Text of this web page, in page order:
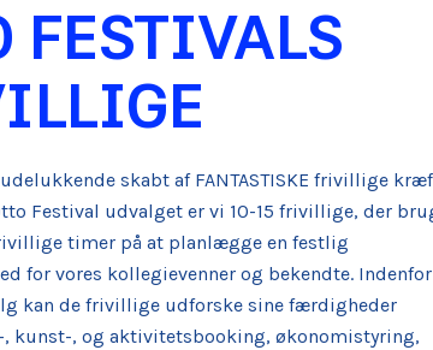
FESTIVALS
skabt af FANTASTISKE frivillige
Festival udvalget er vi 10-15 frivillige, der
timer på at planlægge en festlig
for vores kollegievenner og bekendte. Indenfor
kan de frivillige udforske sine færdigheder
kunst-, og aktivitetsbooking, økonomistyring,